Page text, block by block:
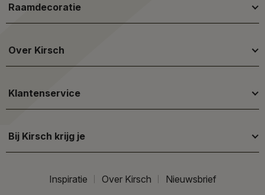
Raamdecoratie
Over Kirsch
Klantenservice
Bij Kirsch krijg je
Inspiratie Over Kirsch Nieuwsbrief